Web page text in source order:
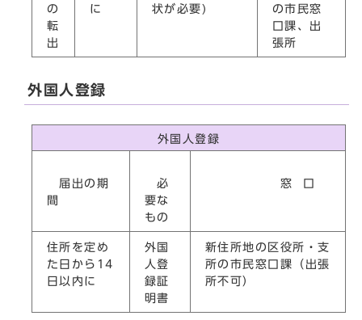
の
転
出
に
状が必要)
の市民窓
口課、出
張所
外国人登録
外国人登録
届出の期
間
必
要な
もの
窓 口
住所を定め
た日から14
日以内に
外国
人登
録証
明書
新住所地の区役所・支
所の市民窓口課（出張
所不可）